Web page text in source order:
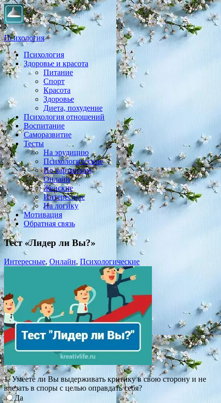
Психология
Практическая психология, личностный рост, экология,
здоровье, воспитание,
Психология
Здоровье и красота
Питание
Спорт
Красота
Здоровье
Диета, похудение
Психология отношений
Воспитание
Саморазвитие
Тесты
На эрудицию
Психологические
По картинкам
Онлайн
Женские
Интересные
На логику
Мотивация
Обратная связь
Тест «Лидер ли Вы?»
Интересные, Онлайн, Психологические
1. Умеете ли Вы выдерживать критику в свою сторону и не
влезать в споры с целью оправдать себя?
Да